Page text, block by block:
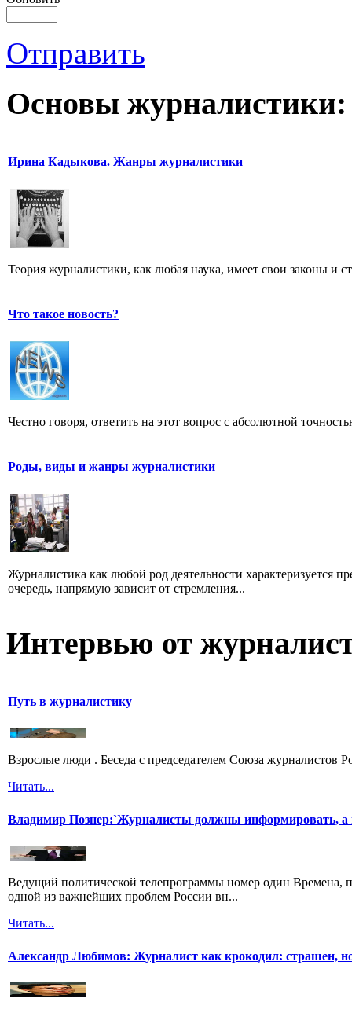
Отправить
Основы журналистики:
Ирина Кадыкова. Жанры журналистики
Теория журналистики, как любая наука, имеет свои законы и
Что такое новость?
Честно говоря, ответить на этот вопрос с абсолютной
Роды, виды и жанры журналистики
Журналистика как любой род деятельности характеризуется
очередь, напрямую зависит от стремления...
Интервью от
Путь в журналистику
Взрослые люди . Беседа с председателем Союза журналистов
Читать...
Владимир Познер:`Журналисты должны информировать, а
Ведущий политической телепрограммы номер один Времена,
одной из важнейших проблем России вн...
Читать...
Александр Любимов: Журналист как крокодил: страшен,